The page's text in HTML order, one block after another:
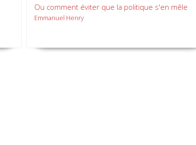
Ou comment éviter que la politique s'en mêle
Emmanuel Henry